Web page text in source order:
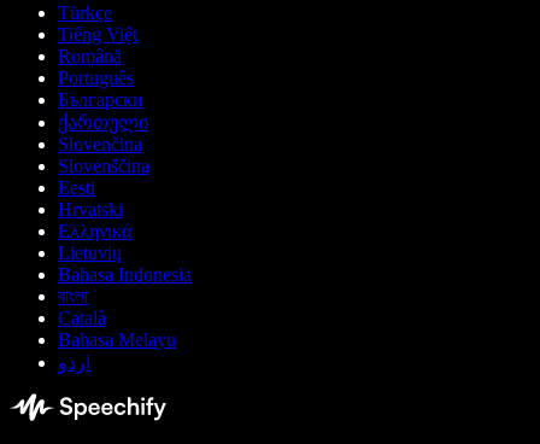
Türkçe
Tiếng Việt
Română
Português
Български
ქართული
Slovenčina
Slovenščina
Eesti
Hrvatski
Ελληνικά
Lietuvių
Bahasa Indonesia
বাংলা
Català
Bahasa Melayu
اردو